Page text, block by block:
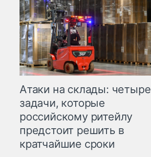
Атаки на склады: четыре
задачи, которые
российскому ритейлу
предстоит решить в
кратчайшие сроки